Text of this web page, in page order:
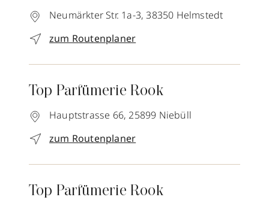
Neumärkter Str. 1a-3, 38350 Helmstedt
zum Routenplaner
Top Parfümerie Rook
Hauptstrasse 66, 25899 Niebüll
zum Routenplaner
Top Parfümerie Rook